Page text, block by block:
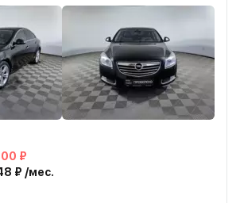
₽
₽ /мес.